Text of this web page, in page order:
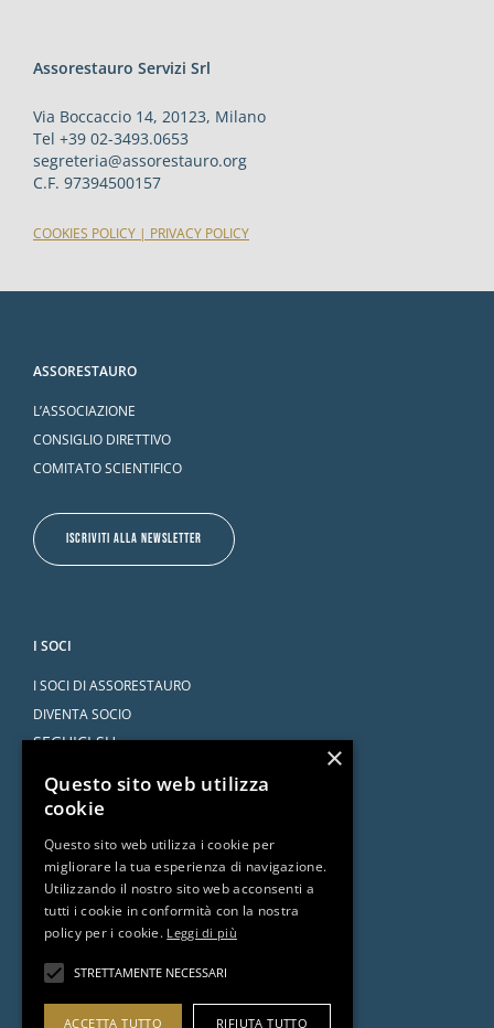
Assorestauro Servizi Srl
Via Boccaccio 14, 20123, Milano
Tel +39 02-3493.0653
segreteria@assorestauro.org
C.F. 97394500157
COOKIES POLICY | PRIVACY POLICY
ASSORESTAURO
L’ASSOCIAZIONE
CONSIGLIO DIRETTIVO
COMITATO SCIENTIFICO
ISCRIVITI ALLA NEWSLETTER
I SOCI
I SOCI DI ASSORESTAURO
DIVENTA SOCIO
SEGUICI SU
SERVIZI
CONVENZIONI
L’AVVOCATO RISPONDE
DOCUMENTI E RISORSE
×
Questo sito web utilizza
cookie
Questo sito web utilizza i cookie per
migliorare la tua esperienza di navigazione.
Utilizzando il nostro sito web acconsenti a
tutti i cookie in conformità con la nostra
policy per i cookie. Leggi di più
STRETTAMENTE NECESSARI
ACCETTA TUTTO RIFIUTA TUTTO